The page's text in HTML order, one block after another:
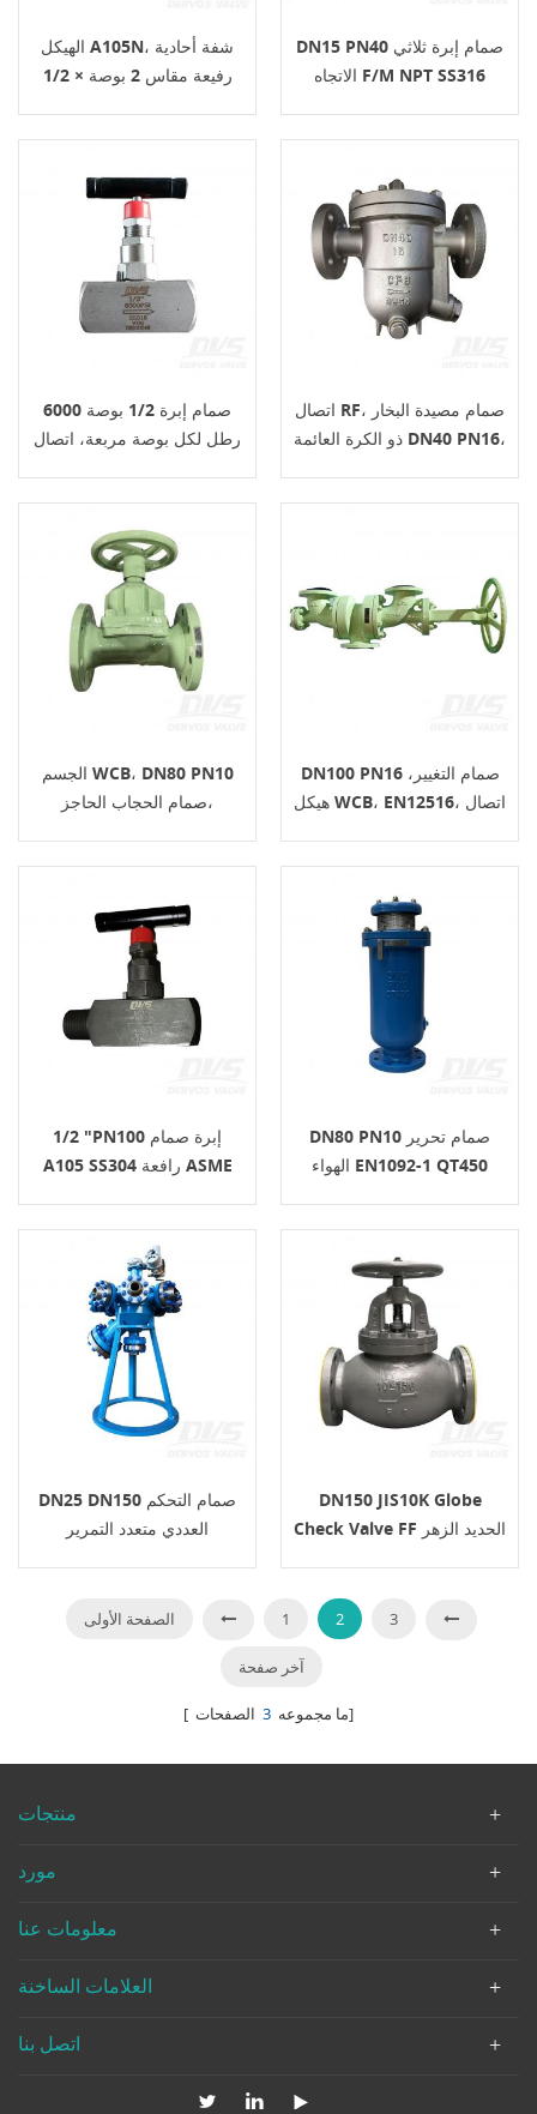
الهيكل A105N، شفة أحادية
رفيعة مقاس 2 بوصة × 1/2
DN15 PN40 صمام إبرة ثلاثي
الاتجاه F/M NPT SS316
صمام إبرة 1/2 بوصة 6000
رطل لكل بوصة مربعة، اتصال
اتصال RF، صمام مصيدة البخار
ذو الكرة العائمة DN40 PN16،
الجسم WCB، DN80 PN10
صمام الحجاب الحاجز،
DN100 PN16 صمام التغيير،
هيكل WCB، EN12516، اتصال
1/2 "PN100 إبرة صمام
A105 SS304 رافعة ASME
DN80 PN10 صمام تحرير
الهواء EN1092-1 QT450
DN25 DN150 صمام التحكم
العددي متعدد التمرير
DN150 JIS10K Globe
Check Valve FF الحديد الزهر
الصفحة الأولى 1 2 3
آخر صفحة
[ ما مجموعه 3 الصفحات]
منتجات
مورد
معلومات عنا
العلامات الساخنة
اتصل بنا